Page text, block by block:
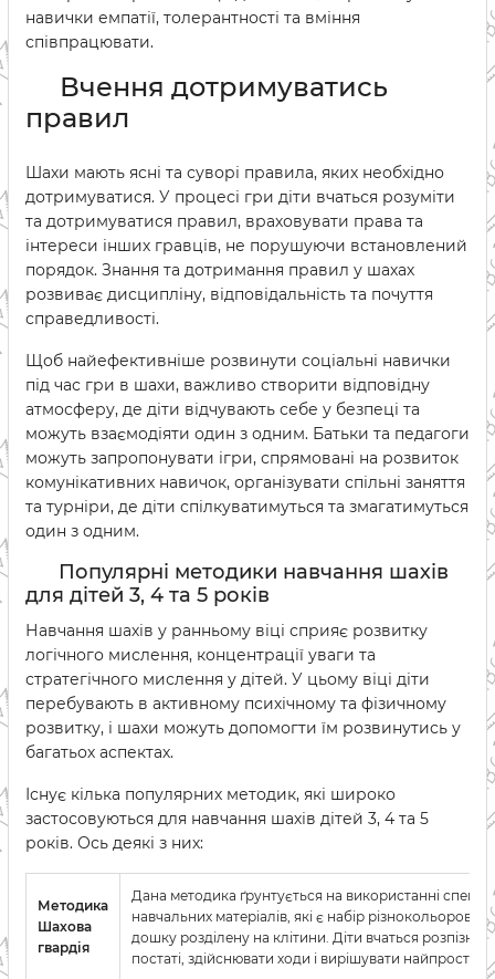
навички емпатії, толерантності та вміння
співпрацювати.
Вчення дотримуватись
правил
Шахи мають ясні та суворі правила, яких необхідно
дотримуватися. У процесі гри діти вчаться розуміти
та дотримуватися правил, враховувати права та
інтереси інших гравців, не порушуючи встановлений
порядок. Знання та дотримання правил у шахах
розвиває дисципліну, відповідальність та почуття
справедливості.
Щоб найефективніше розвинути соціальні навички
під час гри в шахи, важливо створити відповідну
атмосферу, де діти відчувають себе у безпеці та
можуть взаємодіяти один з одним. Батьки та педагоги
можуть запропонувати ігри, спрямовані на розвиток
комунікативних навичок, організувати спільні заняття
та турніри, де діти спілкуватимуться та змагатимуться
один з одним.
Популярні методики навчання шахів
для дітей 3, 4 та 5 років
Навчання шахів у ранньому віці сприяє розвитку
логічного мислення, концентрації уваги та
стратегічного мислення у дітей. У цьому віці діти
перебувають в активному психічному та фізичному
розвитку, і шахи можуть допомогти їм розвинутись у
багатьох аспектах.
Існує кілька популярних методик, які широко
застосовуються для навчання шахів дітей 3, 4 та 5
років. Ось деякі з них:
Методика
Шахова
гвардія
Дана методика ґрунтується на використанні
навчальних матеріалів, які є набір різнокольорових
дошку розділену на клітини. Діти вчаться
постаті, здійснювати ходи і вирішувати найпростіші